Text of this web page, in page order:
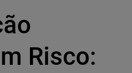
Risco: